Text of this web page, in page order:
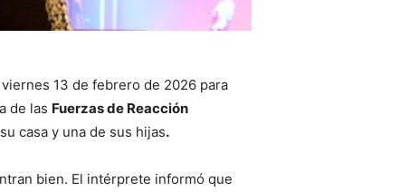
13 de febrero de 2026 para
de las Fuerzas de Reacción
casa y una de sus hijas.
bien. El intérprete informó que